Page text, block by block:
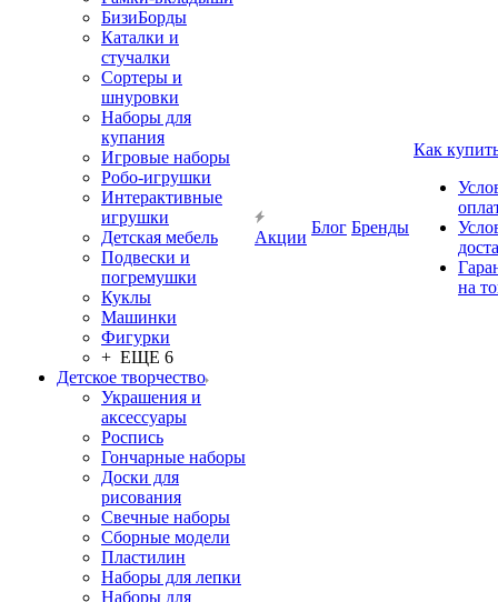
БизиБорды
Каталки и
стучалки
Сортеры и
шнуровки
Наборы для
купания
Игровые наборы
Робо-игрушки
Интерактивные
игрушки
Детская мебель
Подвески и
погремушки
Куклы
Машинки
Фигурки
+ ЕЩЕ 6
Детское творчество
Украшения и
аксессуары
Роспись
Гончарные наборы
Доски для
рисования
Свечные наборы
Сборные модели
Пластилин
Наборы для лепки
Наборы для
Акции
Блог Бренды
Как
на